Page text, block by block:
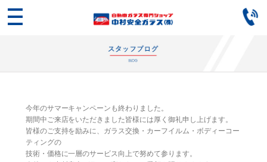
今年のサマーキャンペーンも終わりました。
期間中ご来店をいただきました皆様には厚く御礼申し上げます。
皆様のご支持を励みに、ガラス交換・カーフイルム・ボディーコー
ティングの
技術・価格に一層のサービス向上で努めて参ります。